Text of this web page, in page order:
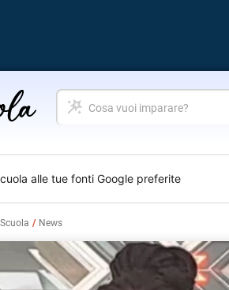
Cosa
vuoi
alle tue fonti Google preferite
News